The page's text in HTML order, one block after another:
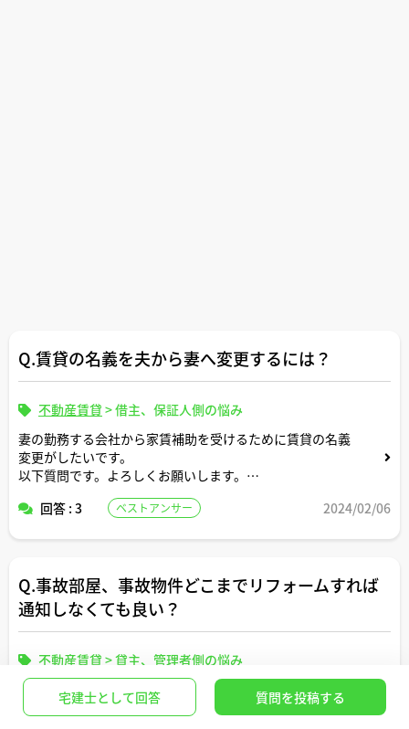
Q.賃貸の名義を夫から妻へ変更するには？
不動産賃貸 >借主、保証人側の悩み
妻の勤務する会社から家賃補助を受けるために賃貸の名義
変更がしたいです。
以下質問です。よろしくお願いします。
・誰に相談してどのような手続きを経る必要があります
きですか？
・名義変更に費用はかかりますか？
回答 : 3 ベストアンサー 2024/02/06
Q.事故部屋、事故物件どこまでリフォームすれば
通知しなくても良い？
不動産賃貸 >貸主、管理者側の悩み
事故部屋、事故物件についてそれらの建物をどの程度リフ
ォームすれば通知しなくても良いのでしょうか？完全に立
宅建士として回答 質問を投稿する